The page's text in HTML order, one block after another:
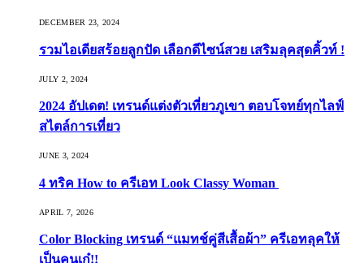
DECEMBER 23, 2024
รวมไอเดียสร้อยลูกปัด เลือกดีไซน์สวย เสริมลุคสุดคิ้วท์ !
JULY 2, 2024
2024 อัปเดต! เทรนด์แต่งตัวเที่ยวภูเขา ตอบโจทย์ทุกไลฟ์
สไตล์การเที่ยว
JUNE 3, 2024
4 ทริค How to ครีเอท Look Classy Woman
APRIL 7, 2026
Color Blocking เทรนด์ “แมทช์คู่สีเสื้อผ้า” ครีเอทลุคให้
เป็นคนเก๋!!